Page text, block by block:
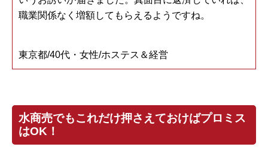
職業関係なく増額してもらえるようですね。
東京都/40代・女性/ホステス＆経営
水商売でもこれだけ押さえておけばプロミス
はOK！